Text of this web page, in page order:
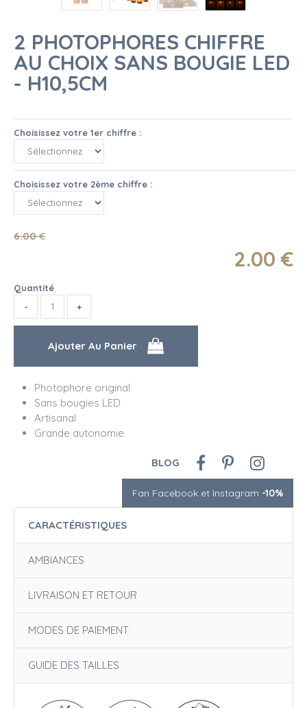
2 PHOTOPHORES CHIFFRE
AU CHOIX SANS BOUGIE LED
- H10,5CM
Choisissez votre 1er chiffre :
Choisissez votre 2ème chiffre :
6.00 €
2.00 €
Quantité
Photophore original
Sans bougies LED
Artisanal
Grande autonomie
BLOG
Fan Facebook et Instagram -10%
CARACTÉRISTIQUES
AMBIANCES
LIVRAISON ET RETOUR
MODES DE PAIEMENT
GUIDE DES TAILLES